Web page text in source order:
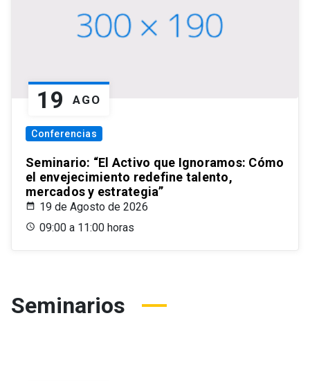
19 AGO
Conferencias
Seminario: “El Activo que Ignoramos: Cómo
el envejecimiento redefine talento,
mercados y estrategia”
19 de Agosto de 2026
09:00 a 11:00 horas
Seminarios